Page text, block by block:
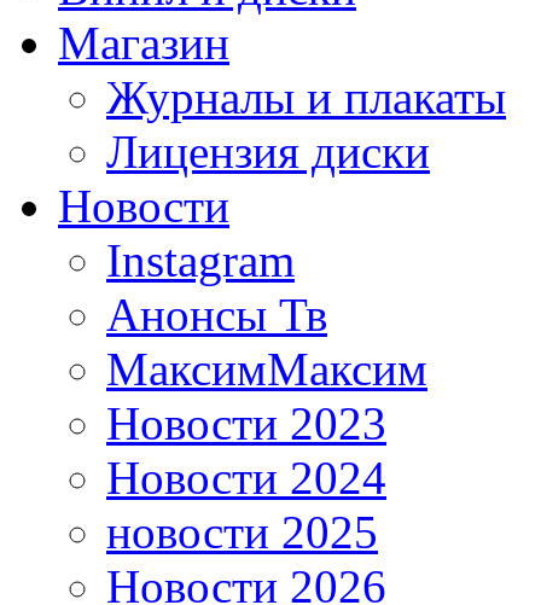
Магазин
Журналы и плакаты
Лицензия диски
Новости
Instagram
Анонсы Тв
МаксимМаксим
Новости 2023
Новости 2024
новости 2025
Новости 2026